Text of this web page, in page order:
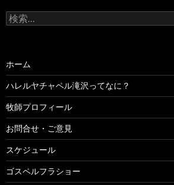
検
索:
ホーム
ハレルヤチャペル滝沢ってなに？
牧師プロフィール
お問合せ・ご意見
スケジュール
ゴスペルフラショー